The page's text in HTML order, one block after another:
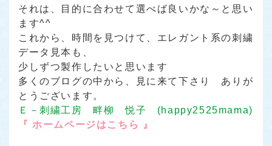
それは、目的に合わせて選べば良いかな～と思い
ます^^
これから、時間を見つけて、エレガント系の刺繍
データ見本も、
少しずつ製作したいと思います
多くのブログの中から、見に来て下さり ありが
とうございます。
Ｅ－刺繍工房 畔柳 悦子 (happy2525mama)
『 ホームページはこちら 』